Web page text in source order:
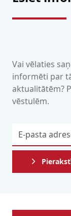
Vai vēlaties
informēti par
aktualitātēm?
vēstulēm.